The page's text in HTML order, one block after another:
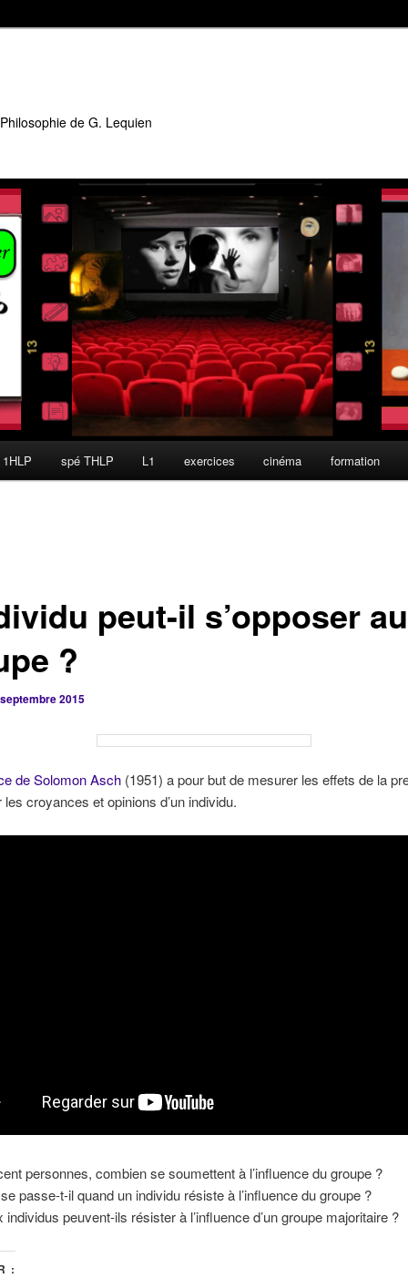
de G. Lequien
spé THLP L1 exercices cinéma formation
peut-il s’opposer au
?
2015
de Solomon Asch(1951) a pour but de mesurer les effets de la
croyances et opinions d’un individu.
personnes, combien se soumettent à l’influence du groupe ?
passe-t-il quand un individu résiste à l’influence du groupe ?
individus peuvent-ils résister à l’influence d’un groupe majoritaire ?
: